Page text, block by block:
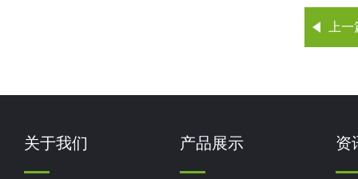
上
关于我们 产品展示 资